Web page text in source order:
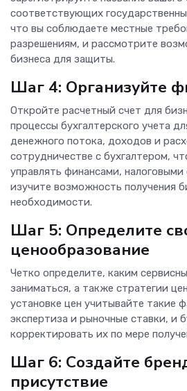
соответствующих
что вы соблюдаете местные
разрешениям, и рассмотрите
бизнеса для защиты.
Шаг 4: Организуйте
Откройте расчетный счет для
процессы бухгалтерского учета
денежного потока, доходов и
сотрудничестве с бухгалтером,
управлять финансами,
изучите возможность получения
необходимости.
Шаг 5: Определите
ценообразование
Четко определите, каким
заниматься, а также стратегии
установке цен учитывайте такие
экспертиза и рыночные ставки, и
корректировать их по мере
Шаг 6: Создайте
присутствие